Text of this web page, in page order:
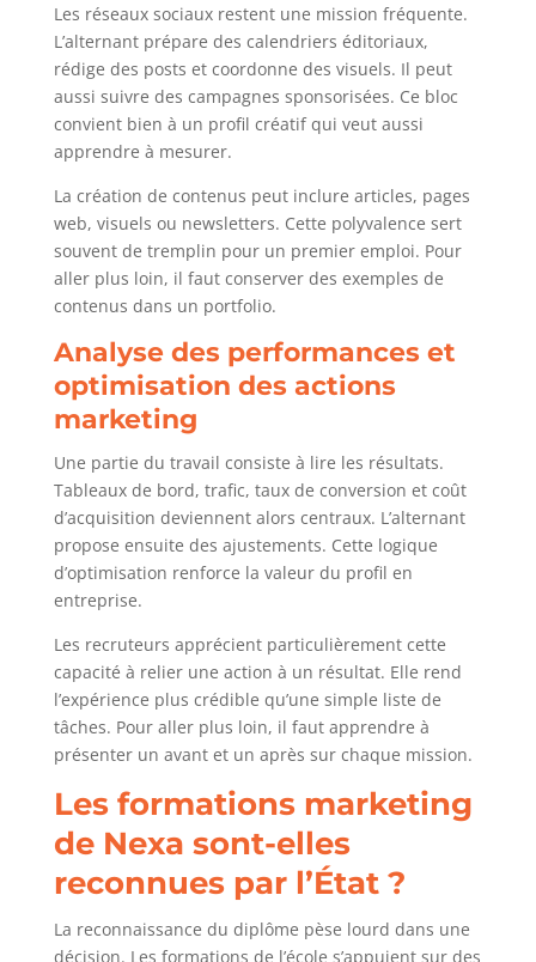
Les réseaux sociaux restent une mission fréquente.
L’alternant prépare des calendriers éditoriaux,
rédige des posts et coordonne des visuels. Il peut
aussi suivre des campagnes sponsorisées. Ce bloc
convient bien à un profil créatif qui veut aussi
apprendre à mesurer.
La création de contenus peut inclure articles, pages
web, visuels ou newsletters. Cette polyvalence sert
souvent de tremplin pour un premier emploi. Pour
aller plus loin, il faut conserver des exemples de
contenus dans un portfolio.
Analyse des performances et
optimisation des actions
marketing
Une partie du travail consiste à lire les résultats.
Tableaux de bord, trafic, taux de conversion et coût
d’acquisition deviennent alors centraux. L’alternant
propose ensuite des ajustements. Cette logique
d’optimisation renforce la valeur du profil en
entreprise.
Les recruteurs apprécient particulièrement cette
capacité à relier une action à un résultat. Elle rend
l’expérience plus crédible qu’une simple liste de
tâches. Pour aller plus loin, il faut apprendre à
présenter un avant et un après sur chaque mission.
Les formations marketing
de Nexa sont-elles
reconnues par l’État ?
La reconnaissance du diplôme pèse lourd dans une
décision. Les formations de l’école s’appuient sur des